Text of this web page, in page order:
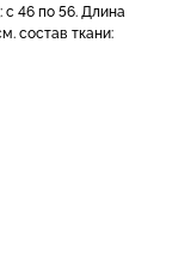
46 по 56. Длина
состав ткани: